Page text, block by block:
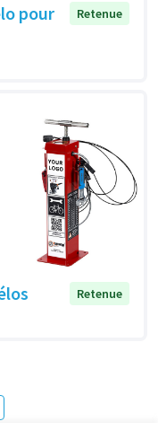
pour
Retenue
Retenue